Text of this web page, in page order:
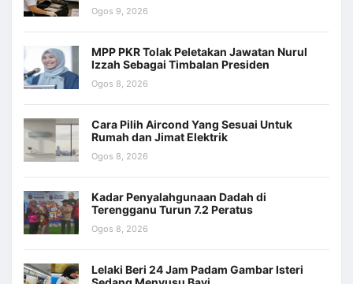
Ogos 9, 2026
MPP PKR Tolak Peletakan Jawatan Nurul
Izzah Sebagai Timbalan Presiden
Ogos 8, 2026
Cara Pilih Aircond Yang Sesuai Untuk
Rumah dan Jimat Elektrik
Ogos 8, 2026
Kadar Penyalahgunaan Dadah di
Terengganu Turun 7.2 Peratus
Ogos 8, 2026
Lelaki Beri 24 Jam Padam Gambar Isteri